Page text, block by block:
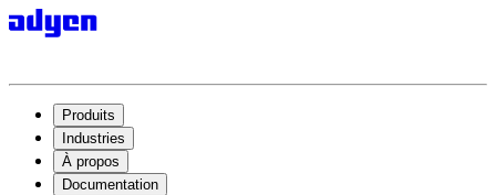
Produits
Industries
À propos
Documentation